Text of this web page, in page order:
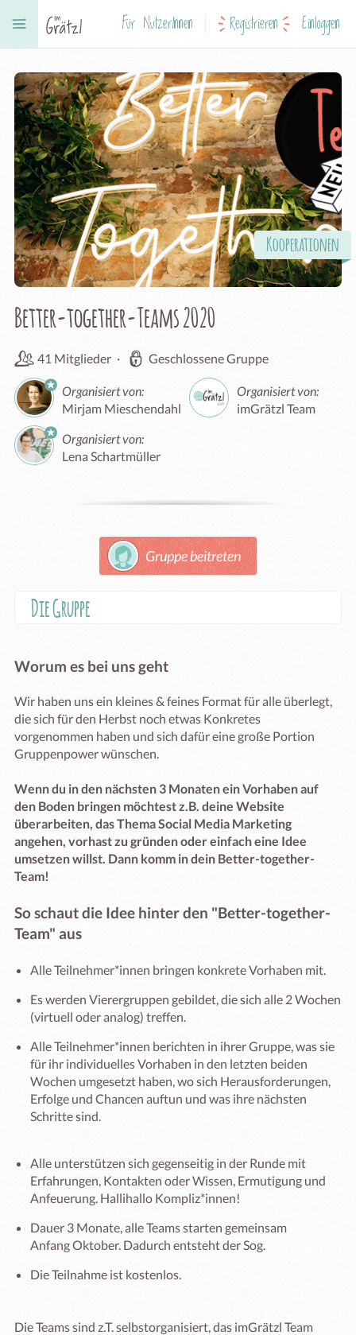
Für NutzerInnen Registrieren Einloggen
Kooperationen
Better-together-Teams 2020
41 Mitglieder · Geschlossene Gruppe
Organisiert von:
Mirjam Mieschendahl
Organisiert von:
imGrätzl Team
Organisiert von:
Lena Schartmüller
Gruppe beitreten
Die Gruppe
Worum es bei uns geht
Wir haben uns ein kleines & feines Format für alle überlegt,
die sich für den Herbst noch etwas Konkretes
vorgenommen haben und sich dafür eine große Portion
Gruppenpower wünschen.
Wenn du in den nächsten 3 Monaten ein Vorhaben auf
den Boden bringen möchtest z.B. deine Website
überarbeiten, das Thema Social Media Marketing
angehen, vorhast zu gründen oder einfach eine Idee
umsetzen willst. Dann komm in dein Better-together-
Team!
So schaut die Idee hinter den "Better-together-
Team" aus
Alle Teilnehmer*innen bringen konkrete Vorhaben mit.
Es werden Vierergruppen gebildet, die sich alle 2 Wochen
(virtuell oder analog) treffen.
Alle Teilnehmer*innen berichten in ihrer Gruppe, was sie
für ihr individuelles Vorhaben in den letzten beiden
Wochen umgesetzt haben, wo sich Herausforderungen,
Erfolge und Chancen auftun und was ihre nächsten
Schritte sind.
Alle unterstützen sich gegenseitig in der Runde mit
Erfahrungen, Kontakten oder Wissen, Ermutigung und
Anfeuerung. Hallihallo Kompliz*innen!
Dauer 3 Monate, alle Teams starten gemeinsam
Anfang Oktober. Dadurch entsteht der Sog.
Die Teilnahme ist kostenlos.
Die Teams sind z.T. selbstorganisiert, das imGrätzl Team